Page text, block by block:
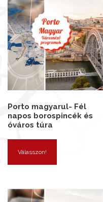
Porto magyarul- Fél
napos borospincék és
óváros túra
Válasszon!